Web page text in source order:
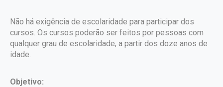
Não há exigência de escolaridade para participar dos
cursos. Os cursos poderão ser feitos por pessoas com
qualquer grau de escolaridade, a partir dos doze anos de
idade.
Objetivo: